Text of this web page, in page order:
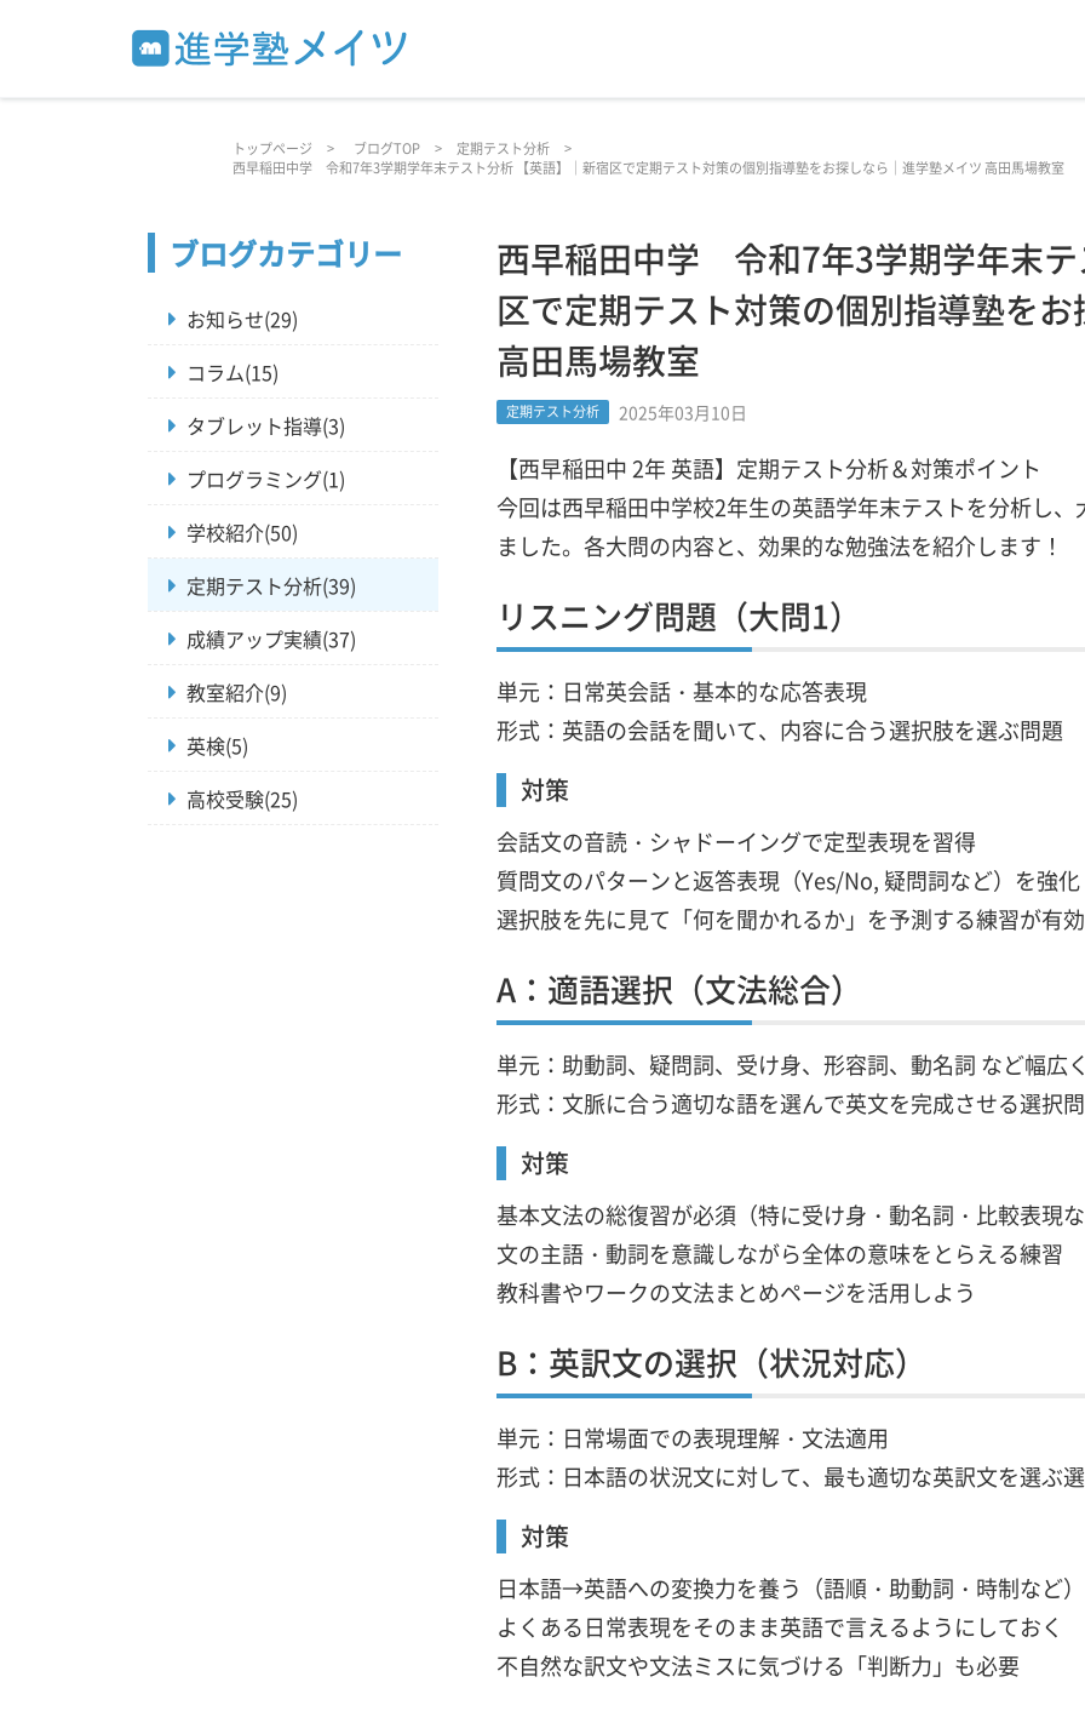
トップページ ブログTOP
定期テスト分析
西早稲田中学 令和7年3学期学年末テスト分析 【英語】｜新宿区で定期テスト対策の個別指導塾をお探しなら｜進学塾メイツ 高田馬場教室
西早稲田中学 令和7年3学期学年末テ
区で定期テスト対策の個別指導塾を
高田馬場教室
定期テスト分析 2025年03月10日
【西早稲田中 2年 英語】定期テスト分析＆対策ポイント
今回は西早稲田中学校2年生の英語学年末テストを分析し
ました。各大問の内容と、効果的な勉強法を紹介します！
リスニング問題（大問1）
単元：日常英会話・基本的な応答表現
形式：英語の会話を聞いて、内容に合う選択肢を選ぶ問題
対策
会話文の音読・シャドーイングで定型表現を習得
質問文のパターンと返答表現（Yes/No, 疑問詞など）を強化
選択肢を先に見て「何を聞かれるか」を予測する練習が有効
A：適語選択（文法総合）
単元：助動詞、疑問詞、受け身、形容詞、動名詞 など幅広
形式：文脈に合う適切な語を選んで英文を完成させる選択
対策
基本文法の総復習が必須（特に受け身・動名詞・比較表現
文の主語・動詞を意識しながら全体の意味をとらえる練習
教科書やワークの文法まとめページを活用しよう
️B：英訳文の選択（状況対応）
単元：日常場面での表現理解・文法適用
形式：日本語の状況文に対して、最も適切な英訳文を選ぶ
対策
日本語→英語への変換力を養う（語順・助動詞・時制など）
よくある日常表現をそのまま英語で言えるようにしておく
不自然な訳文や文法ミスに気づける「判断力」も必要
ブログカテゴリー
お知らせ(29)
コラム(15)
タブレット指導(3)
プログラミング(1)
学校紹介(50)
定期テスト分析(39)
成績アップ実績(37)
教室紹介(9)
英検(5)
高校受験(25)